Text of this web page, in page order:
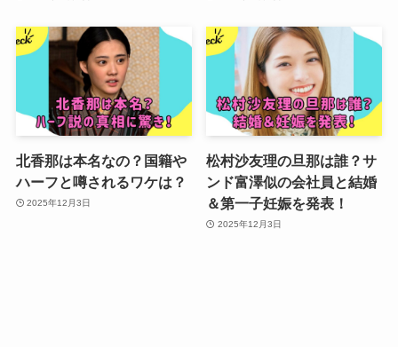
北香那は本名なの？国籍や
ハーフと噂されるワケは？
2025年12月3日
松村沙友理の旦那は誰？サ
ンド富澤似の会社員と結婚
＆第一子妊娠を発表！
2025年12月3日